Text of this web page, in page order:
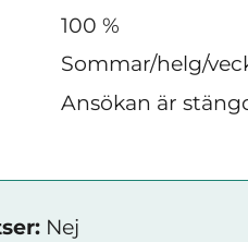
100 %
Sommar/helg/
Ansökan är
Nej